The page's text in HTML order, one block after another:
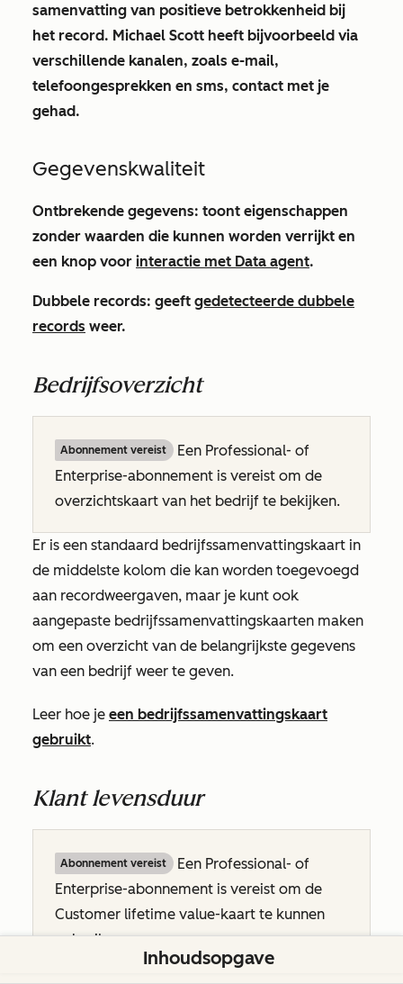
samenvatting van positieve betrokkenheid bij
het record. Michael Scott heeft bijvoorbeeld via
verschillende kanalen, zoals e-mail,
telefoongesprekken en sms, contact met je
gehad.
Gegevenskwaliteit
Ontbrekende gegevens: toont eigenschappen
zonder waarden die kunnen worden verrijkt en
een knop voor interactie met Data agent.
Dubbele records: geeft gedetecteerde dubbele
records weer.
Bedrijfsoverzicht
Abonnement vereist Een Professional- of
Enterprise-abonnement is vereist om de
overzichtskaart van het bedrijf te bekijken.
Er is een standaard bedrijfssamenvattingskaart in
de middelste kolom die kan worden toegevoegd
aan recordweergaven, maar je kunt ook
aangepaste bedrijfssamenvattingskaarten maken
om een overzicht van de belangrijkste gegevens
van een bedrijf weer te geven.
Leer hoe je een bedrijfssamenvattingskaart
gebruikt.
Klant levensduur
Abonnement vereist Een Professional- of
Enterprise-abonnement is vereist om de
Customer lifetime value-kaart te kunnen
gebruiken.
Inhoudsopgave